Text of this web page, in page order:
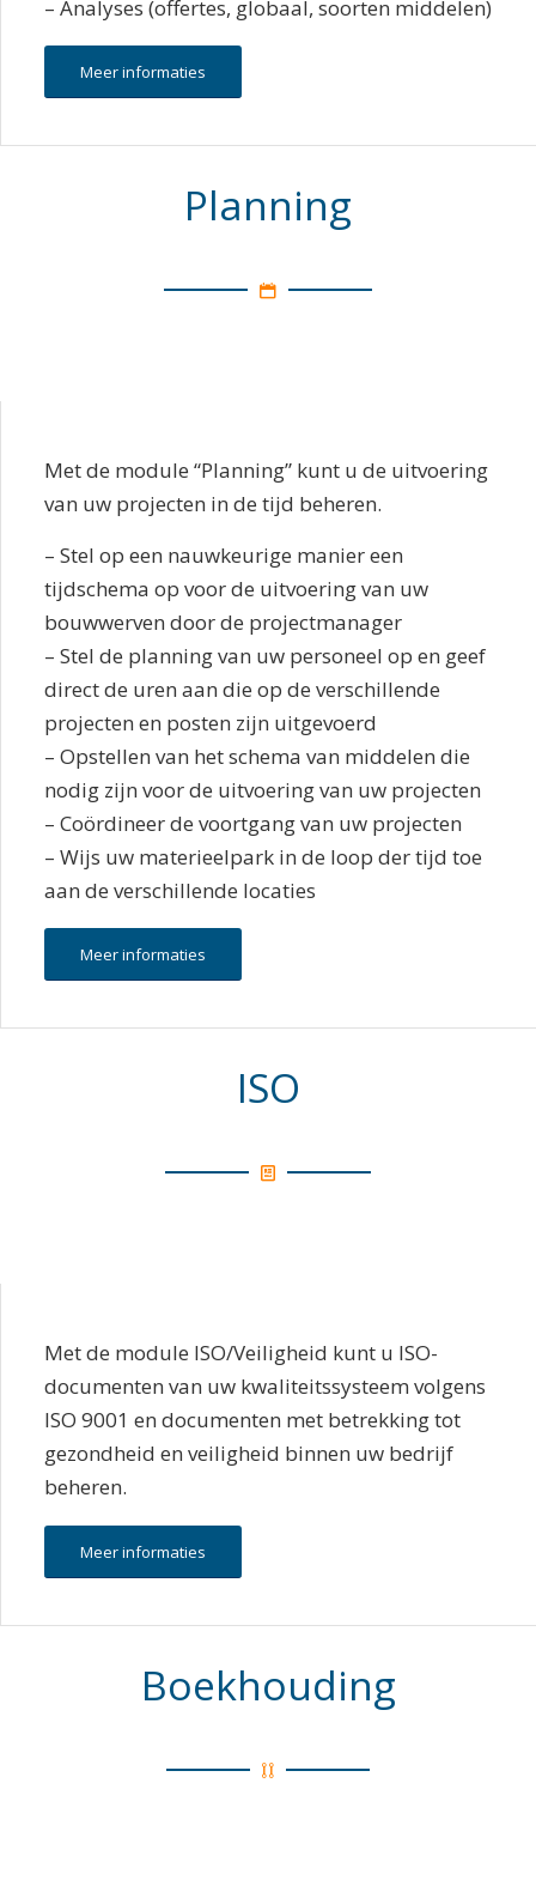
– Analyses (offertes, globaal, soorten middelen)
Meer informaties
Planning
Met de module “Planning” kunt u de uitvoering
van uw projecten in de tijd beheren.
– Stel op een nauwkeurige manier een
tijdschema op voor de uitvoering van uw
bouwwerven door de projectmanager
– Stel de planning van uw personeel op en geef
direct de uren aan die op de verschillende
projecten en posten zijn uitgevoerd
– Opstellen van het schema van middelen die
nodig zijn voor de uitvoering van uw projecten
– Coördineer de voortgang van uw projecten
– Wijs uw materieelpark in de loop der tijd toe
aan de verschillende locaties
Meer informaties
ISO
Met de module ISO/Veiligheid kunt u ISO-
documenten van uw kwaliteitssysteem volgens
ISO 9001 en documenten met betrekking tot
gezondheid en veiligheid binnen uw bedrijf
beheren.
Meer informaties
Boekhouding